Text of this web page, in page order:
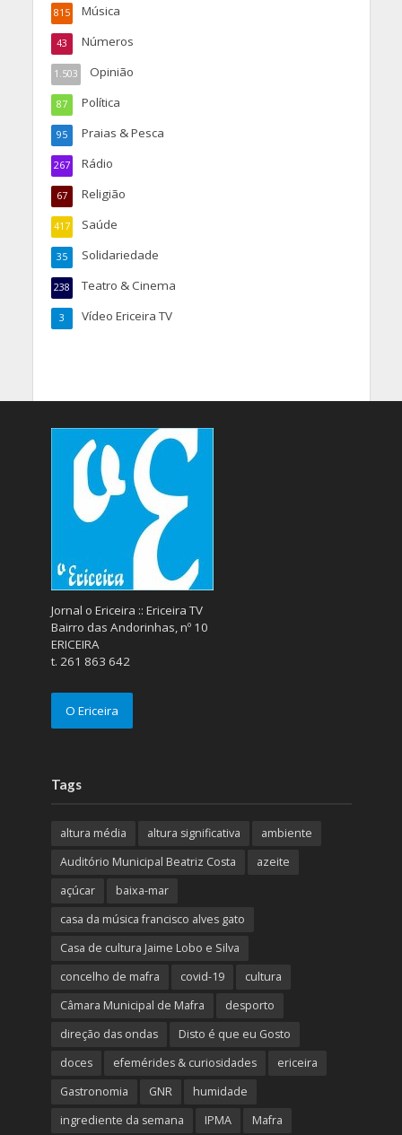
Música
815
Números
43
Opinião
1.503
Política
87
Praias & Pesca
95
Rádio
267
Religião
67
Saúde
417
Solidariedade
35
Teatro & Cinema
238
Vídeo Ericeira TV
3
Jornal o Ericeira :: Ericeira TV
Bairro das Andorinhas, nº 10
ERICEIRA
t. 261 863 642
O Ericeira
Tags
altura média altura significativa
ambiente
Auditório Municipal Beatriz Costa
azeite
açúcar
baixa-mar
casa da música francisco alves gato
Casa de cultura Jaime Lobo e Silva
concelho de mafra
covid-19
cultura
Câmara Municipal de Mafra
desporto
direção das ondas
Disto é que eu Gosto
doces
efemérides & curiosidades
ericeira
Gastronomia
GNR
humidade
ingrediente da semana
IPMA Mafra